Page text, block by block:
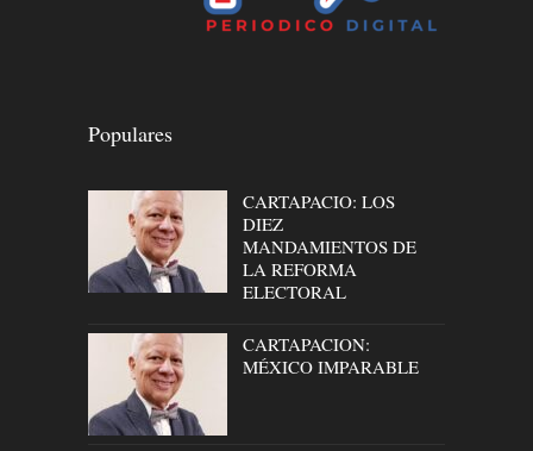
Populares
CARTAPACIO: LOS
DIEZ
MANDAMIENTOS DE
LA REFORMA
ELECTORAL
CARTAPACION:
MÉXICO IMPARABLE